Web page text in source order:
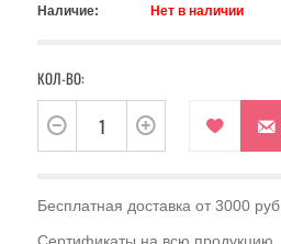
Наличие:
Нет в наличии
КОЛ-ВО:
Бесплатная доставка от 3000 руб.